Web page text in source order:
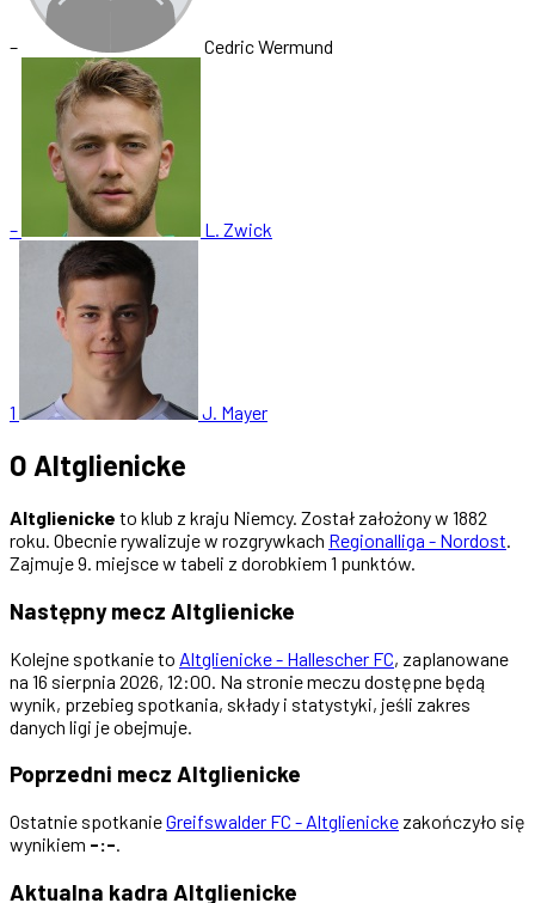
– Cedric Wermund
– L. Zwick
1 J. Mayer
O Altglienicke
Altglienicke to klub z kraju Niemcy. Został założony w 1882
roku. Obecnie rywalizuje w rozgrywkach Regionalliga - Nordost.
Zajmuje 9. miejsce w tabeli z dorobkiem 1 punktów.
Następny mecz Altglienicke
Kolejne spotkanie to Altglienicke - Hallescher FC, zaplanowane
na 16 sierpnia 2026, 12:00. Na stronie meczu dostępne będą
wynik, przebieg spotkania, składy i statystyki, jeśli zakres
danych ligi je obejmuje.
Poprzedni mecz Altglienicke
Ostatnie spotkanieGreifswalder FC - Altglienicke zakończyło się
wynikiem -:-.
Aktualna kadra Altglienicke